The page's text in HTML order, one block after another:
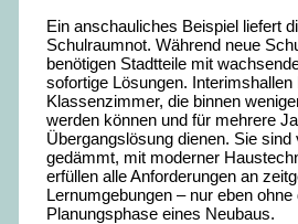
Ein anschauliches Beispiel liefert
Schulraumnot. Während neue
benötigen Stadtteile mit
sofortige Lösungen. Interimshallen
Klassenzimmer, die binnen
werden können und für mehrere
Übergangslösung dienen. Sie sind
gedämmt, mit moderner
erfüllen alle Anforderungen an
Lernumgebungen – nur eben ohne
Planungsphase eines Neubaus.